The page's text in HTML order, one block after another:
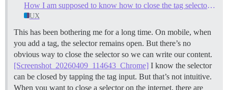
How I am supposed to know how to close the tag selector on mobile?
UX
This has been bothering me for a long time. On mobile, when
you add a tag, the selector remains open. But there’s no
obvious way to close the selector so we can write our content.
[Screenshot_20260409_114643_Chrome] I know the selector
can be closed by tapping the tag input. But that’s not intuitive.
When you want to close a selector on the internet, there are